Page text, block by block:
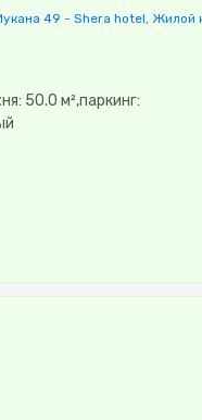
49 - Shera hotel, Жилой
50.0 м²,паркинг:
двор,Кондиционер